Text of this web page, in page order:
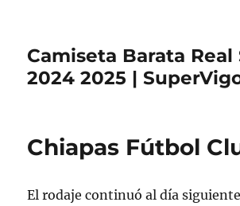
Camiseta Barata Real
2024 2025 |
Chiapas Fútbol
El rodaje continuó al día